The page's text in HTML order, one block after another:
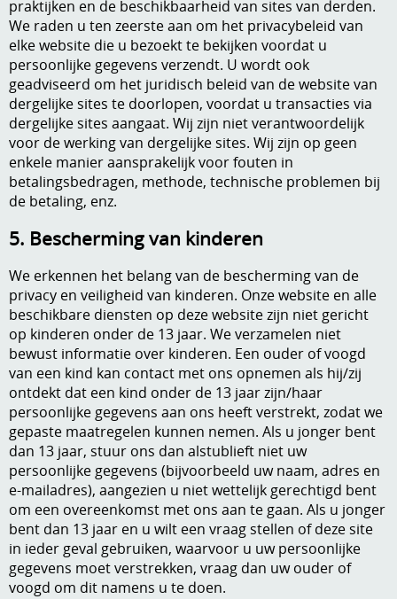
praktijken en de beschikbaarheid van sites van derden.
We raden u ten zeerste aan om het privacybeleid van
elke website die u bezoekt te bekijken voordat u
persoonlijke gegevens verzendt. U wordt ook
geadviseerd om het juridisch beleid van de website van
dergelijke sites te doorlopen, voordat u transacties via
dergelijke sites aangaat. Wij zijn niet verantwoordelijk
voor de werking van dergelijke sites. Wij zijn op geen
enkele manier aansprakelijk voor fouten in
betalingsbedragen, methode, technische problemen bij
de betaling, enz.
5. Bescherming van kinderen
We erkennen het belang van de bescherming van de
privacy en veiligheid van kinderen. Onze website en alle
beschikbare diensten op deze website zijn niet gericht
op kinderen onder de 13 jaar. We verzamelen niet
bewust informatie over kinderen. Een ouder of voogd
van een kind kan contact met ons opnemen als hij/zij
ontdekt dat een kind onder de 13 jaar zijn/haar
persoonlijke gegevens aan ons heeft verstrekt, zodat we
gepaste maatregelen kunnen nemen. Als u jonger bent
dan 13 jaar, stuur ons dan alstublieft niet uw
persoonlijke gegevens (bijvoorbeeld uw naam, adres en
e-mailadres), aangezien u niet wettelijk gerechtigd bent
om een overeenkomst met ons aan te gaan. Als u jonger
bent dan 13 jaar en u wilt een vraag stellen of deze site
in ieder geval gebruiken, waarvoor u uw persoonlijke
gegevens moet verstrekken, vraag dan uw ouder of
voogd om dit namens u te doen.